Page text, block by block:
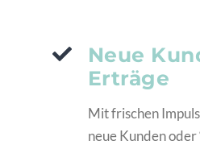
Neue
Erträge
Mit frischen
neue Kunden oder